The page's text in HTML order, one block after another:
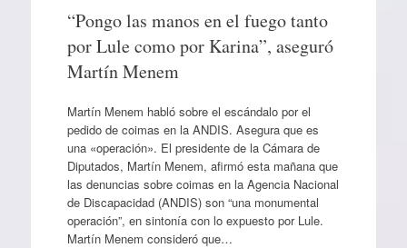
“Pongo las manos en el fuego tanto
por Lule como por Karina”, aseguró
Martín Menem
Martín Menem habló sobre el escándalo por el
pedido de coimas en la ANDIS. Asegura que es
una «operación». El presidente de la Cámara de
Diputados, Martín Menem, afirmó esta mañana que
las denuncias sobre coimas en la Agencia Nacional
de Discapacidad (ANDIS) son “una monumental
operación”, en sintonía con lo expuesto por Lule.
Martín Menem consideró que…